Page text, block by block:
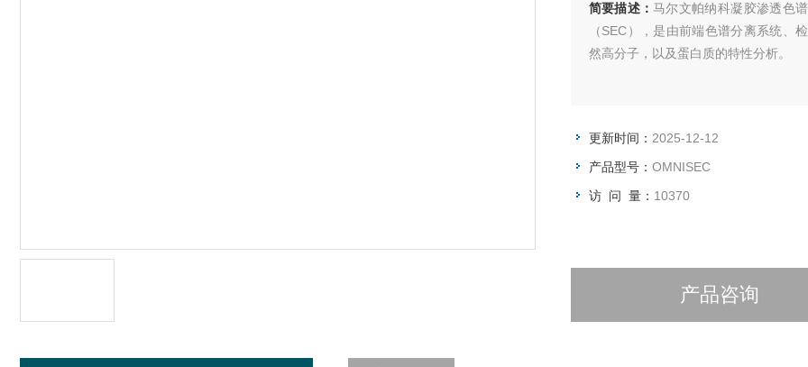
简要描述： 马尔文帕纳科凝胶渗透色
（SEC），是由前端色谱分离系统、
然高分子，以及蛋白质的特性分析。
更新时间： 2025-12-12
产品型号： OMNISEC
访 问 量： 10370
产品咨询